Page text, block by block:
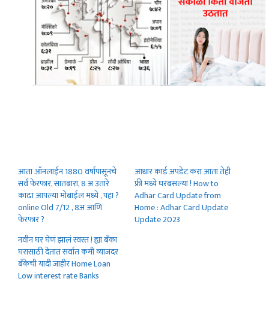
आता ऑनलाईन 1880 वर्षांपासूनचे
सर्व फेरफार, सातबारा, 8 अ उतारे
काढा आपल्या मोबाईल मध्ये , पहा ?
online Old 7/12 , 8अ आणि
फेरफार ?
आधार कार्ड अपडेट करा आता तेही
फ्री मध्ये घरबसल्या ! How to
Adhar Card Update from
Home : Adhar Card Update
Update 2023
नवीन घर घेणं झालं स्वस्त ! ह्या बँका
घरासाठी देतात सर्वात कमी व्याजदर
बॅंकेची यादी जाहीर Home Loan
Low interest rate Banks